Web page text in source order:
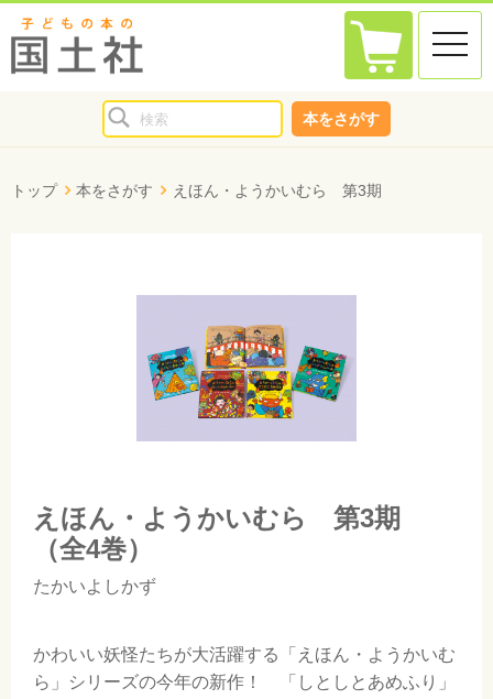
toggle
本をさがす
トップ 本をさがす えほん・ようかいむら 第3期
えほん・ようかいむら 第3期
（全4巻）
たかいよしかず
かわいい妖怪たちが大活躍する「えほん・ようかいむ
ら」シリーズの今年の新作！ 「しとしとあめふり」